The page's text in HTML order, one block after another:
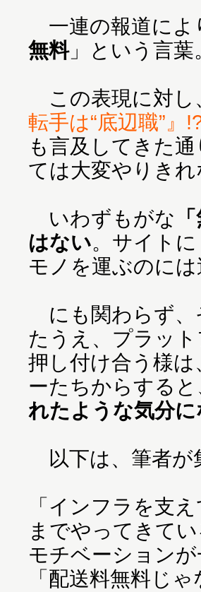
一連の報道によ
無料」という言葉
この表現に対し
転手は“底辺職”
も言及してきた
ては大変やりき
いわずもがな
はない。サイト
モノを運ぶのに
にも関わらず、
たうえ、プラッ
押し付け合う様
ーたちからすると
れたような気分に
以下は、筆者が
「インフラを支
までやってきて
モチベーション
「配送料無料じ